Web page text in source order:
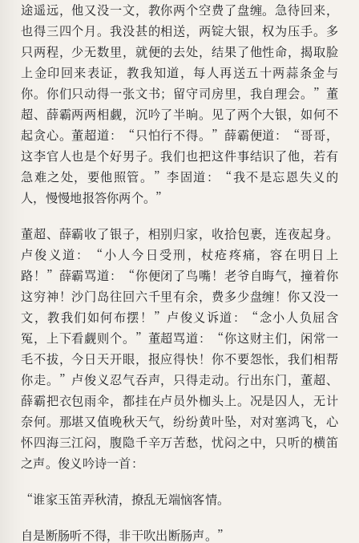
途遥远，他又没一文，教你两个空费了盘缠。急待回来，
也得三四个月。我没甚的相送，两锭大银，权为压手。多
只两程，少无数里，就便的去处，结果了他性命，揭取脸
上金印回来表证，教我知道，每人再送五十两蒜条金与
你。你们只动得一张文书；留守司房里，我自理会。”董
超、薛霸两两相觑，沉吟了半晌。见了两个大银，如何不
起贪心。董超道：“只怕行不得。”薛霸便道：“哥哥，
这李官人也是个好男子。我们也把这件事结识了他，若有
急难之处，要他照管。”李固道：“我不是忘恩失义的
人，慢慢地报答你两个。”
董超、薛霸收了银子，相别归家，收拾包裹，连夜起身。
卢俊义道：“小人今日受刑，杖疮疼痛，容在明日上
路！”薛霸骂道：“你便闭了鸟嘴！老爷自晦气，撞着你
这穷神！沙门岛往回六千里有余，费多少盘缠！你又没一
文，教我们如何布摆！”卢俊义诉道：“念小人负屈含
冤，上下看觑则个。”董超骂道：“你这财主们，闲常一
毛不拔，今日天开眼，报应得快！你不要怨怅，我们相帮
你走。”卢俊义忍气吞声，只得走动。行出东门，董超、
薛霸把衣包雨伞，都挂在卢员外枷头上。况是囚人，无计
奈何。那堪又值晚秋天气，纷纷黄叶坠，对对塞鸿飞，心
怀四海三江闷，腹隐千辛万苦愁，忧闷之中，只听的横笛
之声。俊义吟诗一首：
“谁家玉笛弄秋清，撩乱无端恼客情。
自是断肠听不得，非干吹出断肠声。”